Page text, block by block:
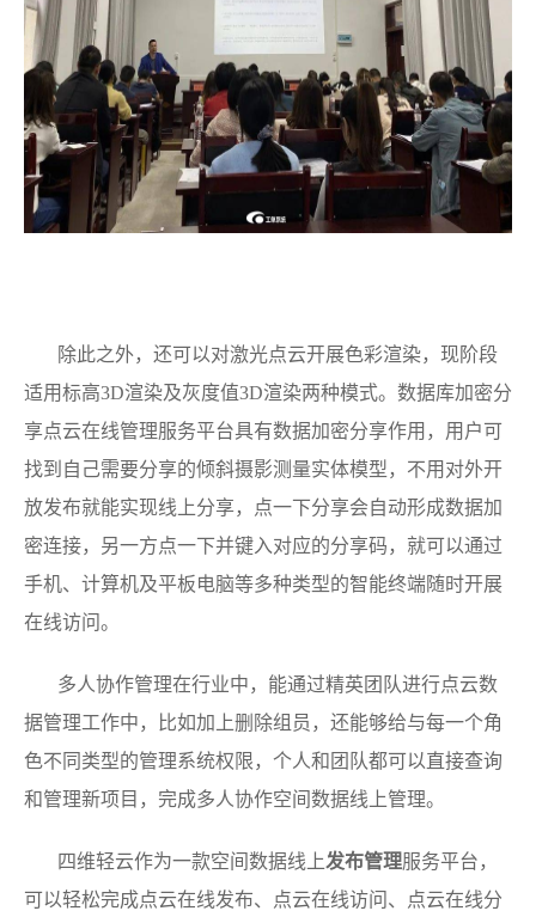
除此之外，还可以对激光点云开展色彩渲染，现阶段
适用标高3D渲染及灰度值3D渲染两种模式。数据库加密分
享点云在线管理服务平台具有数据加密分享作用，用户可
找到自己需要分享的倾斜摄影测量实体模型，不用对外开
放发布就能实现线上分享，点一下分享会自动形成数据加
密连接，另一方点一下并键入对应的分享码，就可以通过
手机、计算机及平板电脑等多种类型的智能终端随时开展
在线访问。
多人协作管理在行业中，能通过精英团队进行点云数
据管理工作中，比如加上删除组员，还能够给与每一个角
色不同类型的管理系统权限，个人和团队都可以直接查询
和管理新项目，完成多人协作空间数据线上管理。
四维轻云作为一款空间数据线上发布管理服务平台，
可以轻松完成点云在线发布、点云在线访问、点云在线分